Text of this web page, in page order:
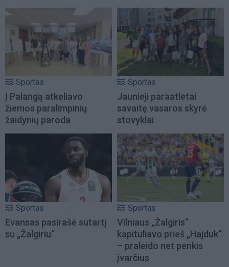
Sportas
Į Palangą atkeliavo
žiemos paralimpinių
žaidynių paroda
Sportas
Jaunieji paraatletai
savaitę vasaros skyrė
stovyklai
Sportas
Evansas pasirašė sutartį
su „Žalgiriu“
Sportas
Vilniaus „Žalgiris“
kapituliavo prieš „Hajduk“
– praleido net penkis
įvarčius